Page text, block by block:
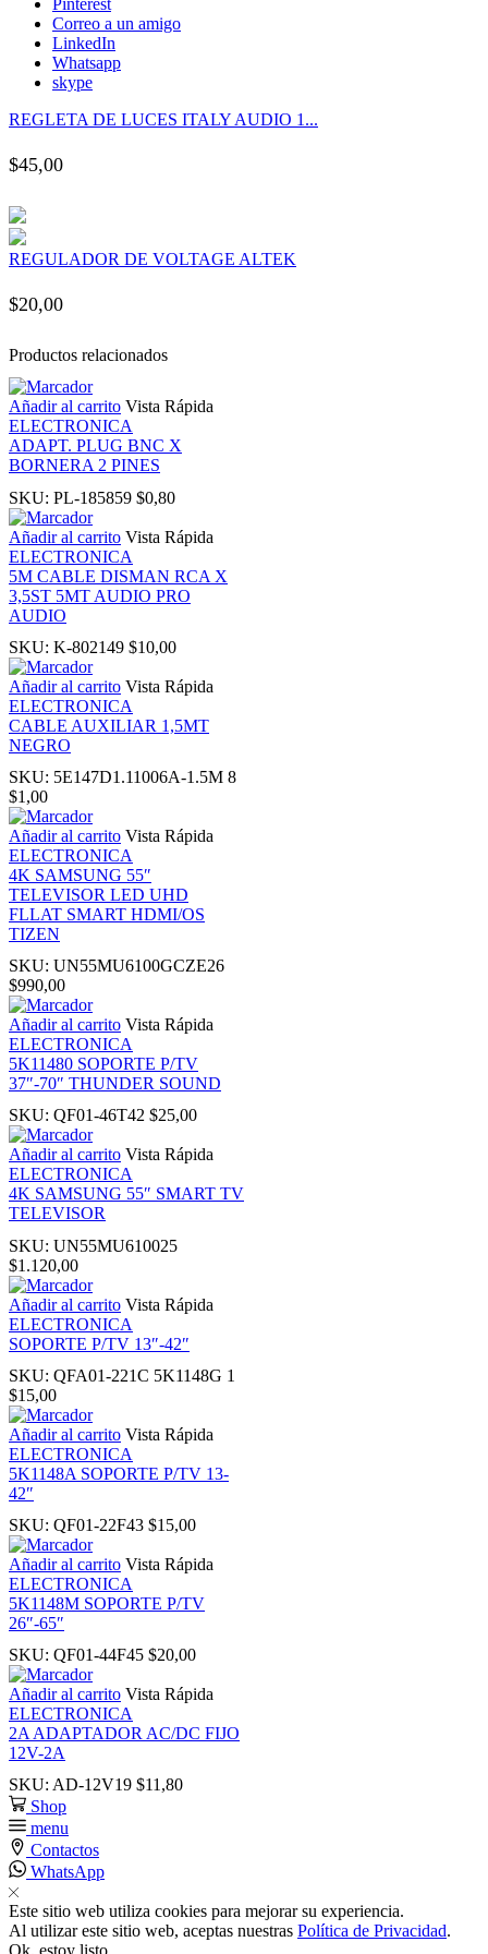
panel
panel
panel
panel
panel
panel
panel
panel
panel
Panel
Panel
Panel
Panel
panel
panel
panel
panel
Panel
panel
panel
Pinterest
Correo a un amigo
LinkedIn
Whatsapp
skype
REGLETA DE LUCES ITALY AUDIO 1...
$45,00
REGULADOR DE VOLTAGE ALTEK
$20,00
Productos relacionados
Añadir al carrito Vista Rápida
ELECTRONICA
ADAPT. PLUG BNC X
BORNERA 2 PINES
SKU: PL-185859 $0,80
Añadir al carrito Vista Rápida
ELECTRONICA
5M CABLE DISMAN RCA X
3,5ST 5MT AUDIO PRO
AUDIO
SKU: K-802149 $10,00
Añadir al carrito Vista Rápida
ELECTRONICA
CABLE AUXILIAR 1,5MT
NEGRO
SKU: 5E147D1.11006A-1.5M 8
$1,00
Añadir al carrito Vista Rápida
ELECTRONICA
4K SAMSUNG 55″
TELEVISOR LED UHD
FLLAT SMART HDMI/OS
TIZEN
SKU: UN55MU6100GCZE26
$990,00
Añadir al carrito Vista Rápida
ELECTRONICA
5K11480 SOPORTE P/TV
37″-70″ THUNDER SOUND
SKU: QF01-46T42 $25,00
Añadir al carrito Vista Rápida
ELECTRONICA
4K SAMSUNG 55″ SMART TV
TELEVISOR
SKU: UN55MU610025
$1.120,00
Añadir al carrito Vista Rápida
ELECTRONICA
SOPORTE P/TV 13″-42″
SKU: QFA01-221C 5K1148G 1
$15,00
Añadir al carrito Vista Rápida
ELECTRONICA
5K1148A SOPORTE P/TV 13-
42″
SKU: QF01-22F43 $15,00
Añadir al carrito Vista Rápida
ELECTRONICA
5K1148M SOPORTE P/TV
26″-65″
SKU: QF01-44F45 $20,00
Añadir al carrito Vista Rápida
ELECTRONICA
2A ADAPTADOR AC/DC FIJO
12V-2A
SKU: AD-12V19 $11,80
Shop
menu
Contactos
WhatsApp
Este sitio web utiliza cookies para mejorar su experiencia.
Al utilizar este sitio web, aceptas nuestras Política de Privacidad.